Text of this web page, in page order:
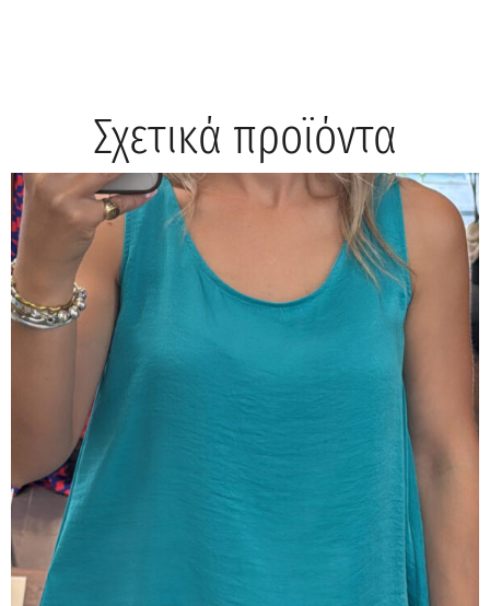
Σχετικά προϊόντα